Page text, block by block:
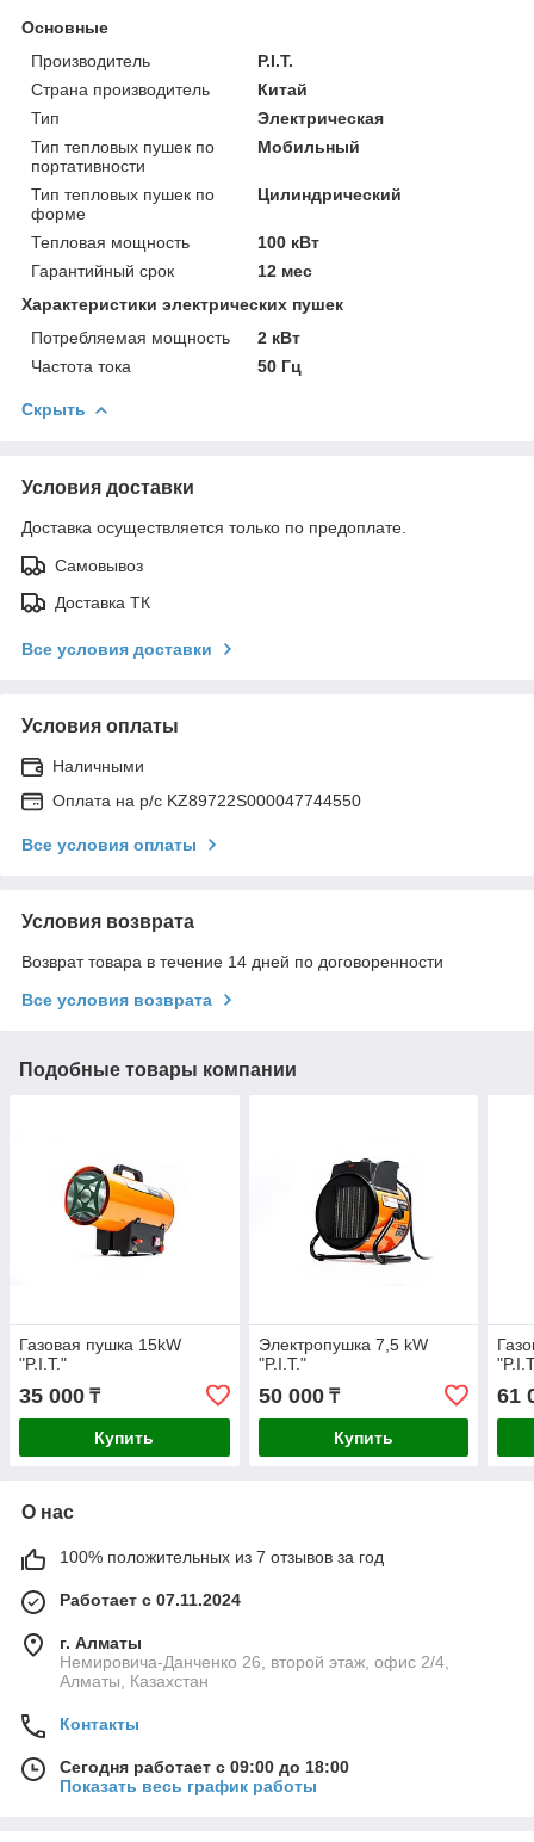
Основные
Производитель
P.I.T.
Страна производитель
Китай
Тип
Электрическая
Тип тепловых пушек по
портативности
Мобильный
Тип тепловых пушек по
форме
Цилиндрический
Тепловая мощность
100 кВт
Гарантийный срок
12 мес
Характеристики электрических пушек
Потребляемая мощность
2 кВт
Частота тока
50 Гц
Скрыть
Условия доставки
Доставка осуществляется только по предоплате.
Самовывоз
Доставка ТК
Все условия доставки
Условия оплаты
Наличными
Оплата на р/с KZ89722S000047744550
Все условия оплаты
Условия возврата
Возврат товара в течение 14 дней по договоренности
Все условия возврата
Подобные товары компании
Газовая пушка 15kW
"P.I.T."
35 000 ₸
Купить
Электропушка 7,5 kW
"P.I.T."
50 000₸
Купить
61
О нас
100% положительных из 7 отзывов за год
Работает с 07.11.2024
г. Алматы
Немировича-Данченко 26, второй этаж, офис 2/4,
Алматы, Казахстан
Контакты
Сегодня работает с 09:00 до 18:00
Показать весь график работы